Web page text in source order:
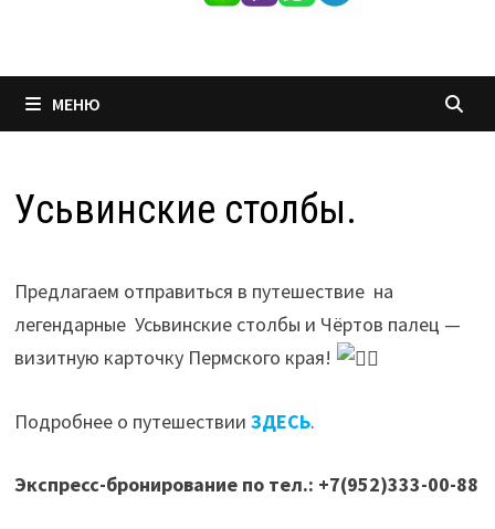
МЕНЮ
Усьвинские столбы.
Предлагаем отправиться в путешествие на
легендарные Усьвинские столбы и Чёртов палец —
визитную карточку Пермского края!
Подробнее о путешествии ЗДЕСЬ.
Экспресс-бронирование по тел.: +7(952)333-00-88